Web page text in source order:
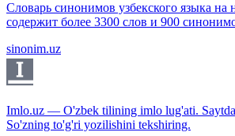
Словарь синонимов узбекского языка на
содержит более 3300 слов и 900
sinonim.uz
Imlo.uz — O'zbek tilining imlo lug'ati.
So'zning to'g'ri yozilishini tekshiring.